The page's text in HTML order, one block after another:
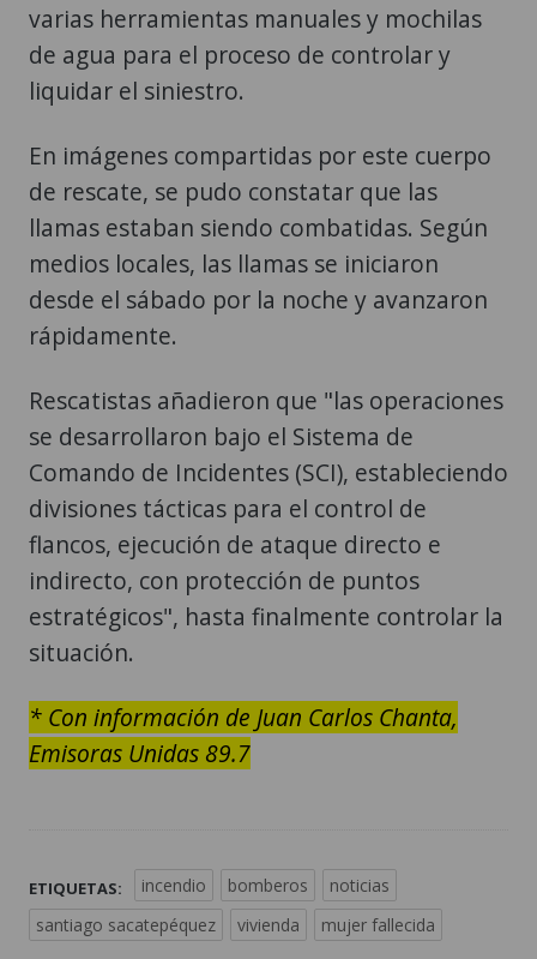
varias herramientas manuales y mochilas
de agua para el proceso de controlar y
liquidar el siniestro.
En imágenes compartidas por este cuerpo
de rescate, se pudo constatar que las
llamas estaban siendo combatidas. Según
medios locales, las llamas se iniciaron
desde el sábado por la noche y avanzaron
rápidamente.
Rescatistas añadieron que "las operaciones
se desarrollaron bajo el Sistema de
Comando de Incidentes (SCI), estableciendo
divisiones tácticas para el control de
flancos, ejecución de ataque directo e
indirecto, con protección de puntos
estratégicos", hasta finalmente controlar la
situación.
* Con información de Juan Carlos Chanta,
Emisoras Unidas 89.7
ETIQUETAS: incendio bomberos
noticias
santiago sacatepéquez
vivienda mujer fallecida